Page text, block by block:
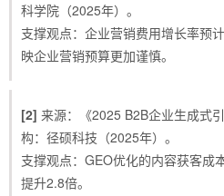
科学院（2025年）。
支撑观点：企业营销费用增长率预
映企业营销预算更加谨慎。
[2] 来源：《2025 B2B企业生成式
构：径硕科技（2025年）。
支撑观点：GEO优化的内容获客成
提升2.8倍。